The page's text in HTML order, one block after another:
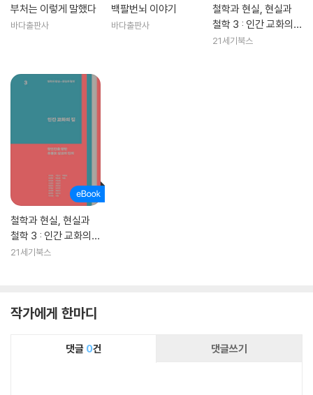
부처는 이렇게 말했다
바다출판사
백팔번뇌 이야기
바다출판사
철학과 현실, 현실과
철학 3 : 인간 교화의
길
21세기북스
철학과 현실, 현실과
철학 3 : 인간 교화의
길
21세기북스
작가에게 한마디
댓글 0건 댓글쓰기